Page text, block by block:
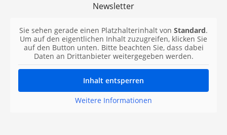
Newsletter
Sie sehen gerade einen Platzhalterinhalt von Standard.
Um auf den eigentlichen Inhalt zuzugreifen, klicken Sie
auf den Button unten. Bitte beachten Sie, dass dabei
Daten an Drittanbieter weitergegeben werden.
Inhalt entsperren
Weitere Informationen